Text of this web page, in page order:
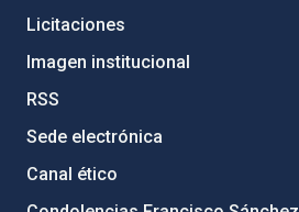
Licitaciones
Imagen institucional
RSS
Sede electrónica
Canal ético